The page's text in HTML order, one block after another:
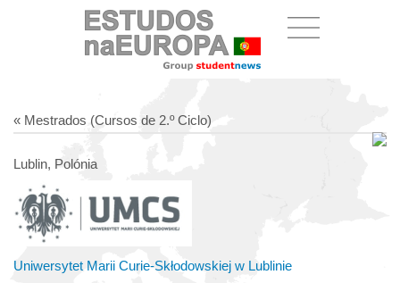
« Mestrados (Cursos de 2.º Ciclo)
Lublin, Polónia
Uniwersytet Marii Curie-Skłodowskiej w Lublinie